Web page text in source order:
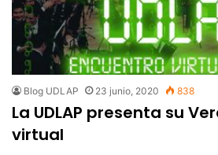
Blog UDLAP 23 junio, 2020 838
La UDLAP presenta su
virtual